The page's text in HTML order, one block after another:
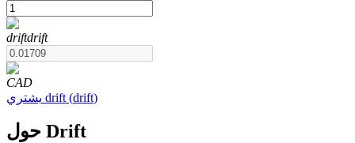
driftdrift
CAD
يشتري drift (drift)
حول Drift